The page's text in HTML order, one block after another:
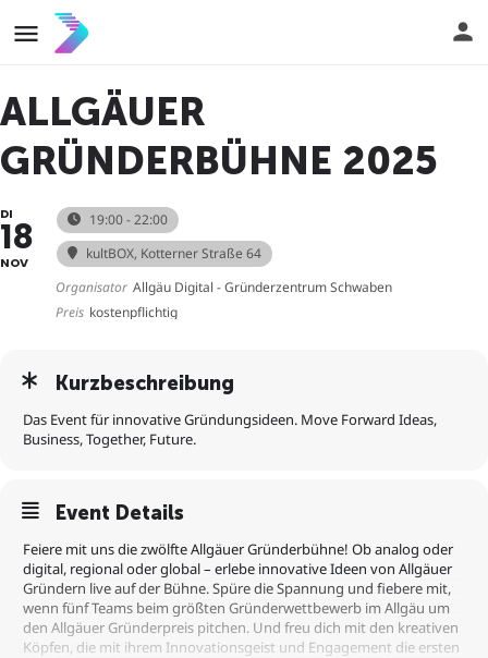
ALLGÄUER
GRÜNDERBÜHNE 2025
DI
18
NOV
19:00 - 22:00
kultBOX, Kotterner Straße 64
Organisator Allgäu Digital - Gründerzentrum Schwaben
Preis kostenpflichtig
Kurzbeschreibung
Das Event für innovative Gründungsideen. Move Forward Ideas,
Business, Together, Future.
Event Details
Feiere mit uns die zwölfte Allgäuer Gründerbühne! Ob analog oder
digital, regional oder global – erlebe innovative Ideen von Allgäuer
Gründern live auf der Bühne. Spüre die Spannung und fiebere mit,
wenn fünf Teams beim größten Gründerwettbewerb im Allgäu um
den Allgäuer Gründerpreis pitchen. Und freu dich mit den kreativen
Köpfen, die mit ihrem Innovationsgeist und Engagement die ersten